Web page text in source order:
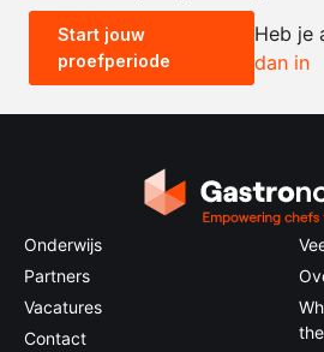
0.5x 1x 2x
Start jouw
proefperiode
Heb je
dan in
Onderwijs
Partners
Vacatures
Contact